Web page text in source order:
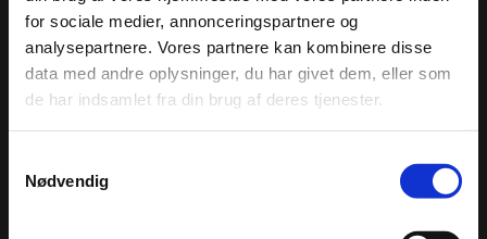
for sociale medier, annonceringspartnere og
analysepartnere. Vores partnere kan kombinere disse
data med andre oplysninger, du har givet dem, eller som
de har indsamlet fra din brug af deres tjenester.
Nødvendig
Konkurrence
Der er i øjeblikket ingen aktuelle konkurrencer, men
hold løbende øje med siden for nye spændende